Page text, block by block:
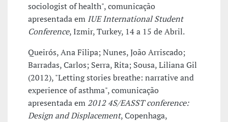
sociologist of health", comunicação
apresentada em IUE International Student
Conference, Izmir, Turkey, 14 a 15 de Abril.
Queirós, Ana Filipa; Nunes, João Arriscado;
Barradas, Carlos; Serra, Rita; Sousa, Liliana Gil
(2012), "Letting stories breathe: narrative and
experience of asthma", comunicação
apresentada em 2012 4S/EASST conference:
Design and Displacement, Copenhaga,